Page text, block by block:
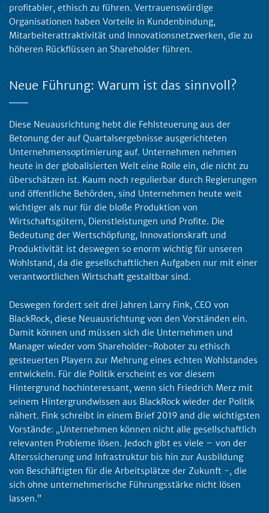
profitabler, ethisch zu führen. Vertrauenswürdige
Organisationen haben Vorteile in Kundenbindung,
Mitarbeiterattraktivität und Innovationsnetzwerken, die zu
höheren Rückflüssen an Shareholder führen.
Neue Führung: Warum ist das sinnvoll?
Diese Neuausrichtung hebt die Fehlsteuerung aus der
Betonung der auf Quartalsergebnisse ausgerichteten
Unternehmensoptimierung auf. Unternehmen nehmen
heute in der globalisierten Welt eine Rolle ein, die nicht zu
überschätzen ist. Kaum noch regulierbar durch Regierungen
und öffentliche Behörden, sind Unternehmen heute weit
wichtiger als nur für die bloße Produktion von
Wirtschaftsgütern, Dienstleistungen und Profite. Die
Bedeutung der Wertschöpfung, Innovationskraft und
Produktivität ist deswegen so enorm wichtig für unseren
Wohlstand, da die gesellschaftlichen Aufgaben nur mit einer
verantwortlichen Wirtschaft gestaltbar sind.
Deswegen fordert seit drei Jahren Larry Fink, CEO von
BlackRock, diese Neuausrichtung von den Vorständen ein.
Damit können und müssen sich die Unternehmen und
Manager wieder vom Shareholder-Roboter zu ethisch
gesteuerten Playern zur Mehrung eines echten Wohlstandes
entwickeln. Für die Politik erscheint es vor diesem
Hintergrund hochinteressant, wenn sich Friedrich Merz mit
seinem Hintergrundwissen aus BlackRock wieder der Politik
nähert. Fink schreibt in einem Brief 2019 and die wichtigsten
Vorstände: „Unternehmen können nicht alle gesellschaftlich
relevanten Probleme lösen. Jedoch gibt es viele – von der
Alterssicherung und Infrastruktur bis hin zur Ausbildung
von Beschäftigten für die Arbeitsplätze der Zukunft -, die
sich ohne unternehmerische Führungsstärke nicht lösen
lassen.”